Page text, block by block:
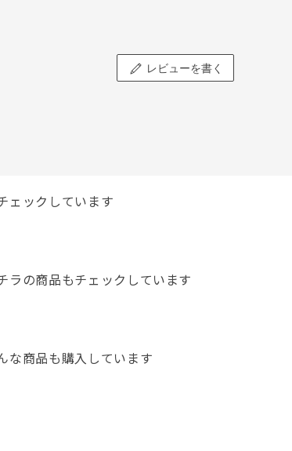
レビューを書く
ェックしています
ラの商品もチェックしています
な商品も購入しています